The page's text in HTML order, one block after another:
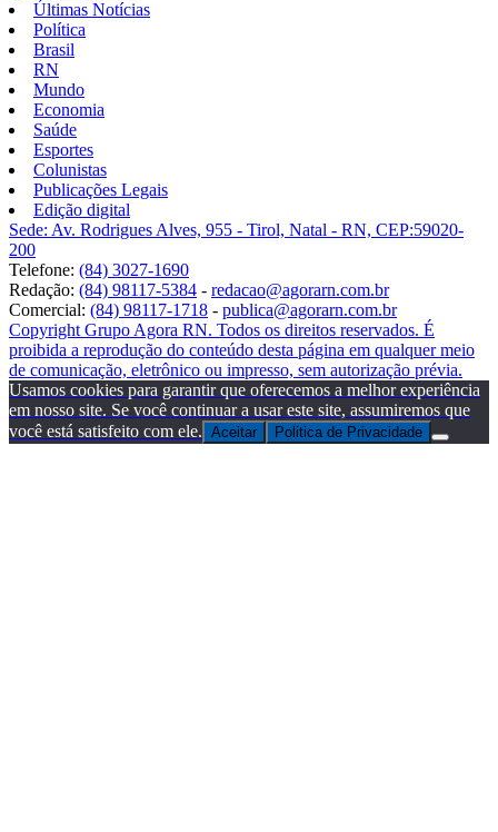
Últimas Notícias
Política
Brasil
RN
Mundo
Economia
Saúde
Esportes
Colunistas
Publicações Legais
Edição digital
Sede: Av. Rodrigues Alves, 955 - Tirol, Natal - RN, CEP:59020-
200
Telefone: (84) 3027-1690
Redação: (84) 98117-5384 - redacao@agorarn.com.br
Comercial: (84) 98117-1718 - publica@agorarn.com.br
Copyright Grupo Agora RN. Todos os direitos reservados. É
proibida a reprodução do conteúdo desta página em qualquer meio
de comunicação, eletrônico ou impresso, sem autorização prévia.
Usamos cookies para garantir que oferecemos a melhor experiência
em nosso site. Se você continuar a usar este site, assumiremos que
você está satisfeito com ele. Aceitar Politica de Privacidade